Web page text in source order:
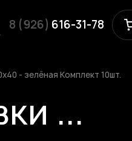
8 (926) 616-31-78
- зелёная Комплект 10шт.
...